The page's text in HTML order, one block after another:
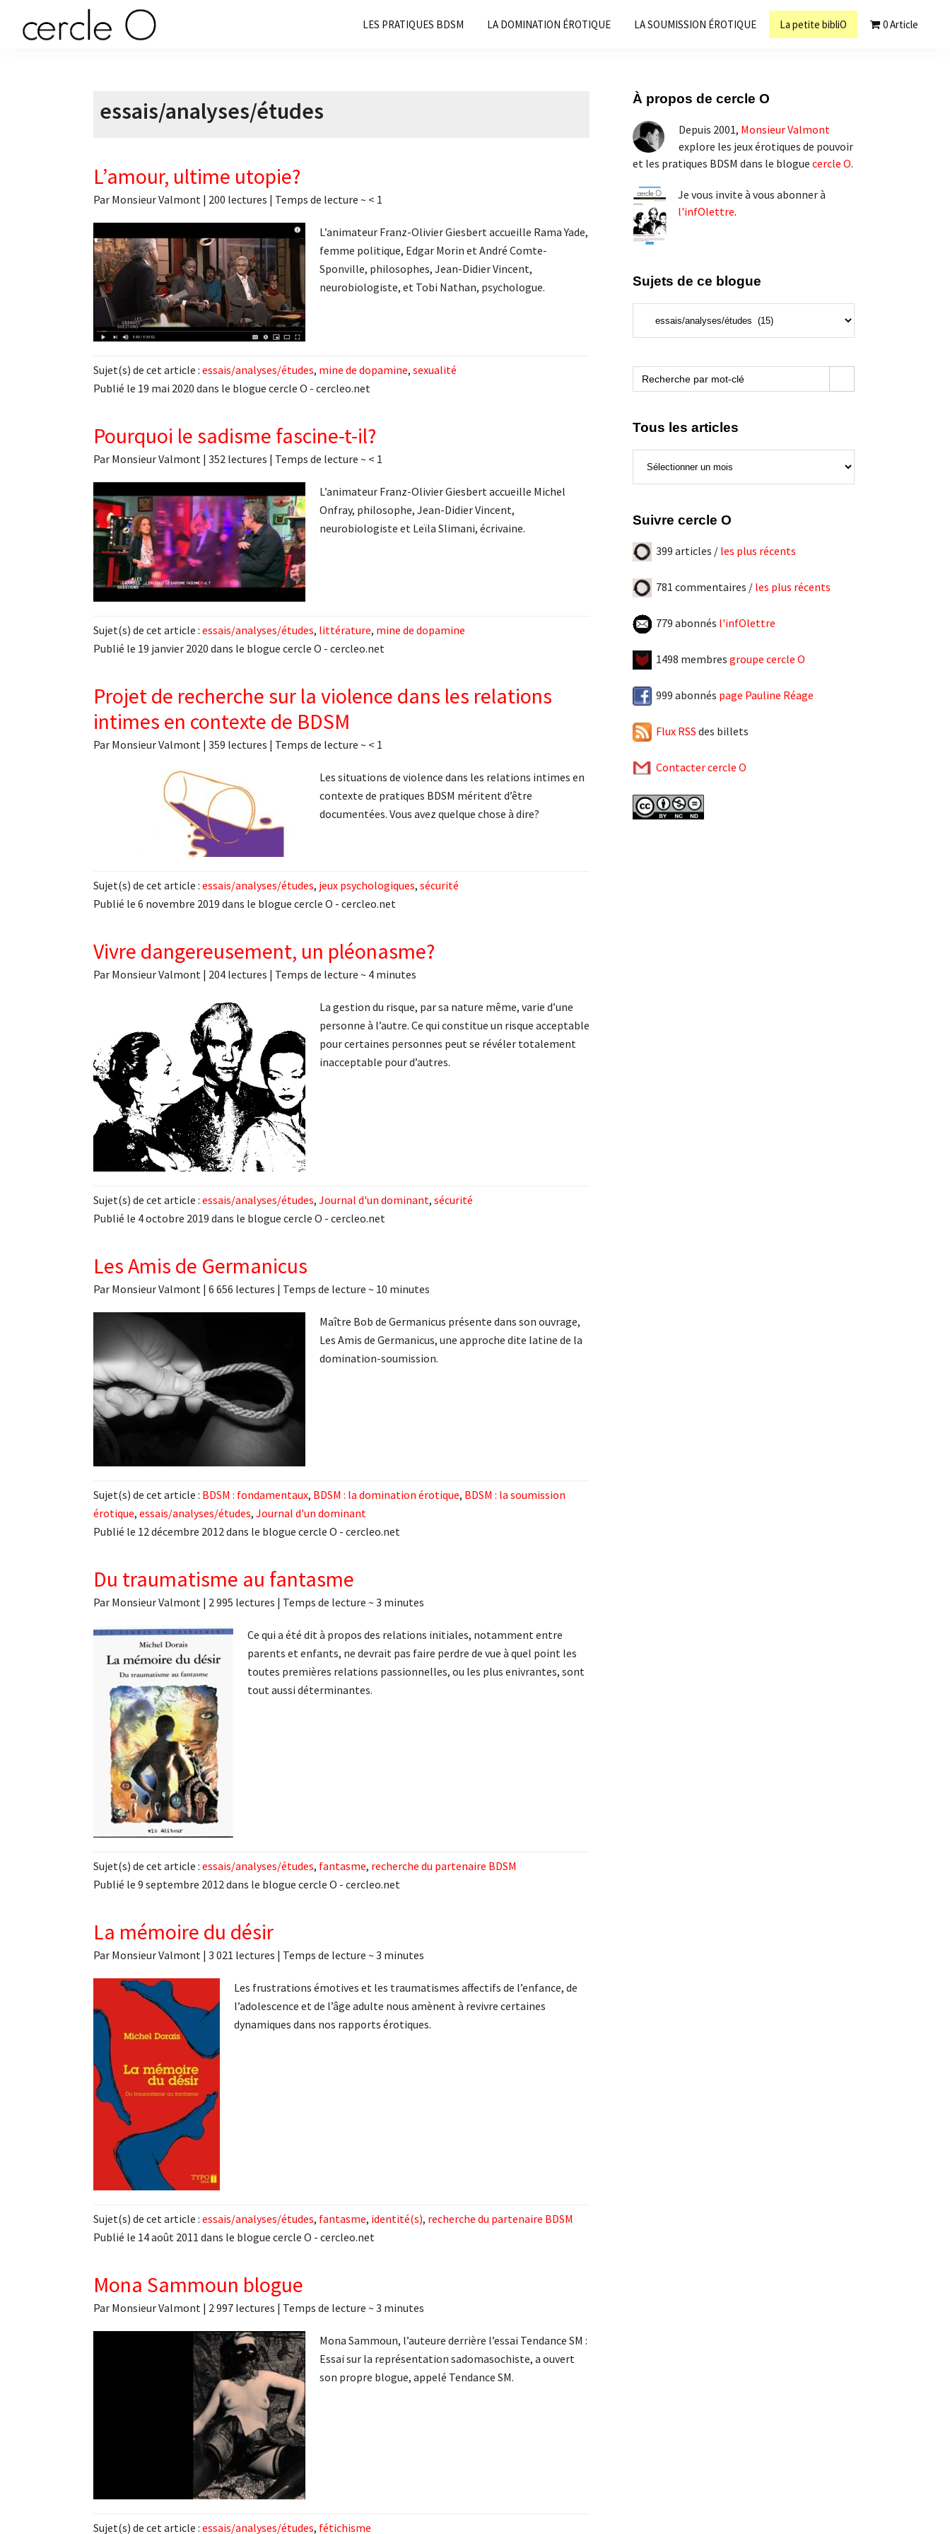
LES PRATIQUES BDSM LA DOMINATION ÉROTIQUE LA SOUMISSION ÉROTIQUE La petite bibliO 0 Article
essais/analyses/études
L’amour, ultime utopie?
Par Monsieur Valmont | 200 lectures | Temps de lecture ~ < 1
L’animateur Franz-Olivier Giesbert accueille Rama Yade,
femme politique, Edgar Morin et André Comte-
Sponville, philosophes, Jean-Didier Vincent,
neurobiologiste, et Tobi Nathan, psychologue.
Sujet(s) de cet article : essais/analyses/études, mine de dopamine, sexualité
Publié le 19 mai 2020 dans le blogue cercle O - cercleo.net
Pourquoi le sadisme fascine-t-il?
Par Monsieur Valmont | 352 lectures | Temps de lecture ~ < 1
L’animateur Franz-Olivier Giesbert accueille Michel
Onfray, philosophe, Jean-Didier Vincent,
neurobiologiste et Leïla Slimani, écrivaine.
Sujet(s) de cet article : essais/analyses/études, littérature, mine de dopamine
Publié le 19 janvier 2020 dans le blogue cercle O - cercleo.net
Projet de recherche sur la violence dans les relations
intimes en contexte de BDSM
Par Monsieur Valmont | 359 lectures | Temps de lecture ~ < 1
Les situations de violence dans les relations intimes en
contexte de pratiques BDSM méritent d’être
documentées. Vous avez quelque chose à dire?
Sujet(s) de cet article : essais/analyses/études, jeux psychologiques, sécurité
Publié le 6 novembre 2019 dans le blogue cercle O - cercleo.net
Vivre dangereusement, un pléonasme?
Par Monsieur Valmont | 204 lectures | Temps de lecture ~ 4 minutes
La gestion du risque, par sa nature même, varie d’une
personne à l’autre. Ce qui constitue un risque acceptable
pour certaines personnes peut se révéler totalement
inacceptable pour d’autres.
Sujet(s) de cet article : essais/analyses/études, Journal d'un dominant, sécurité
Publié le 4 octobre 2019 dans le blogue cercle O - cercleo.net
Les Amis de Germanicus
Par Monsieur Valmont | 6 656 lectures | Temps de lecture ~ 10 minutes
Maître Bob de Germanicus présente dans son ouvrage,
Les Amis de Germanicus, une approche dite latine de la
domination-soumission.
Sujet(s) de cet article : BDSM : fondamentaux, BDSM : la domination érotique, BDSM : la soumission
érotique, essais/analyses/études, Journal d'un dominant
Publié le 12 décembre 2012 dans le blogue cercle O - cercleo.net
Du traumatisme au fantasme
Par Monsieur Valmont | 2 995 lectures | Temps de lecture ~ 3 minutes
Ce qui a été dit à propos des relations initiales, notamment entre
parents et enfants, ne devrait pas faire perdre de vue à quel point les
toutes premières relations passionnelles, ou les plus enivrantes, sont
tout aussi déterminantes.
Sujet(s) de cet article : essais/analyses/études, fantasme, recherche du partenaire BDSM
Publié le 9 septembre 2012 dans le blogue cercle O - cercleo.net
La mémoire du désir
Par Monsieur Valmont | 3 021 lectures | Temps de lecture ~ 3 minutes
Les frustrations émotives et les traumatismes affectifs de l’enfance, de
l’adolescence et de l’âge adulte nous amènent à revivre certaines
dynamiques dans nos rapports érotiques.
Sujet(s) de cet article : essais/analyses/études, fantasme, identité(s), recherche du partenaire BDSM
Publié le 14 août 2011 dans le blogue cercle O - cercleo.net
Mona Sammoun blogue
Par Monsieur Valmont | 2 997 lectures | Temps de lecture ~ 3 minutes
Mona Sammoun, l’auteure derrière l’essai Tendance SM :
Essai sur la représentation sadomasochiste, a ouvert
son propre blogue, appelé Tendance SM.
Sujet(s) de cet article : essais/analyses/études, fétichisme
Barre
latérale
principale
À propos de cercle O
Depuis 2001, Monsieur Valmont
explore les jeux érotiques de pouvoir
et les pratiques BDSM dans le blogue cercle O.
Je vous invite à vous abonner à
l'infOlettre.
Sujets de ce blogue
Search
for:
Search Button
Tous les articles
Suivre cercle O
399 articles / les plus récents
781 commentaires / les plus récents
779 abonnés l'infOlettre
1498 membres groupe cercle O
999 abonnés page Pauline Réage
Flux RSS des billets
Contacter cercle O